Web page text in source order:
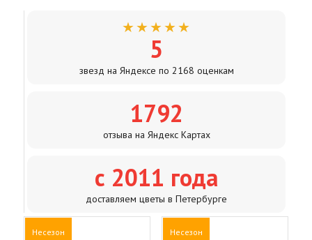
★★★★★
5
звезд на Яндексе по 2168 оценкам
1792
отзыва на Яндекс Картах
с 2011 года
доставляем цветы в Петербурге
Несезон Несезон